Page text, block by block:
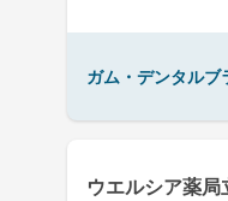
ガム・デンタル
ウエルシア薬